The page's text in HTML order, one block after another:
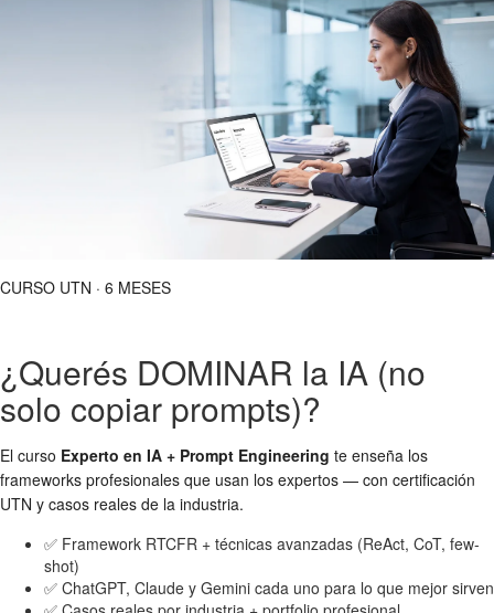
CURSO UTN · 6 MESES
¿Querés DOMINAR la IA (no
solo copiar prompts)?
El curso Experto en IA + Prompt Engineering te enseña los
frameworks profesionales que usan los expertos — con certificación
UTN y casos reales de la industria.
✅ Framework RTCFR + técnicas avanzadas (ReAct, CoT, few-
shot)
✅ ChatGPT, Claude y Gemini cada uno para lo que mejor sirven